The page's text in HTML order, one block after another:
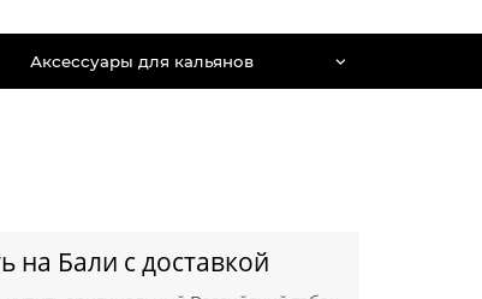
Аксессуары для кальянов
на Бали с доставкой